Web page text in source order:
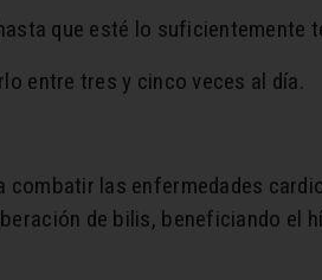
que esté lo suficientemente
entre tres y cinco veces al día.
las enfermedades
de bilis, beneficiando el